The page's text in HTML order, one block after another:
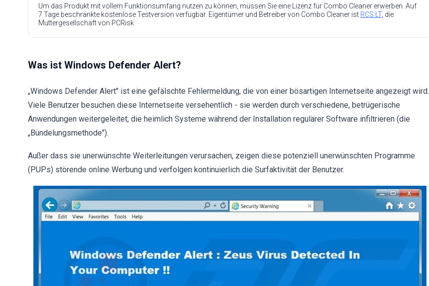
Um das Produkt mit vollem Funktionsumfang nutzen zu können, müssen Sie eine Lizenz für Combo Cleaner erwerben. Auf
7 Tage beschränkte kostenlose Testversion verfügbar. Eigentümer und Betreiber von Combo Cleaner ist RCS LT, die
Muttergesellschaft von PCRisk.
Was ist Windows Defender Alert?
„Windows Defender Alert" ist eine gefälschte Fehlermeldung, die von einer bösartigen Internetseite angezeigt wird.
Viele Benutzer besuchen diese Internetseite versehentlich - sie werden durch verschiedene, betrügerische
Anwendungen weitergeleitet, die heimlich Systeme während der Installation regulärer Software infiltrieren (die
„Bündelungsmethode").
Außer dass sie unerwünschte Weiterleitungen verursachen, zeigen diese potenziell unerwünschten Programme
(PUPs) störende online Werbung und verfolgen kontinuierlich die Surfaktivität der Benutzer.